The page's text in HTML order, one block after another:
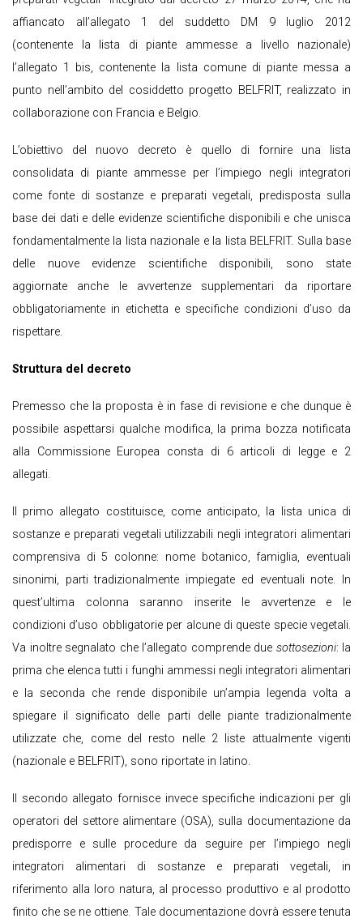
affiancato all’allegato 1 del suddetto DM 9 luglio 2012
(contenente la lista di piante ammesse a livello nazionale)
l’allegato 1 bis, contenente la lista comune di piante messa a
punto nell’ambito del cosiddetto progetto BELFRIT, realizzato in
collaborazione con Francia e Belgio.
L’obiettivo del nuovo decreto è quello di fornire una lista
consolidata di piante ammesse per l’impiego negli integratori
come fonte di sostanze e preparati vegetali, predisposta sulla
base dei dati e delle evidenze scientifiche disponibili e che unisca
fondamentalmente la lista nazionale e la lista BELFRIT. Sulla base
delle nuove evidenze scientifiche disponibili, sono state
aggiornate anche le avvertenze supplementari da riportare
obbligatoriamente in etichetta e specifiche condizioni d’uso da
rispettare.
Struttura del decreto
Premesso che la proposta è in fase di revisione e che dunque è
possibile aspettarsi qualche modifica, la prima bozza notificata
alla Commissione Europea consta di 6 articoli di legge e 2
allegati.
Il primo allegato costituisce, come anticipato, la lista unica di
sostanze e preparati vegetali utilizzabili negli integratori alimentari
comprensiva di 5 colonne: nome botanico, famiglia, eventuali
sinonimi, parti tradizionalmente impiegate ed eventuali note. In
quest’ultima colonna saranno inserite le avvertenze e le
condizioni d’uso obbligatorie per alcune di queste specie vegetali.
Va inoltre segnalato che l’allegato comprende due sottosezioni: la
prima che elenca tutti i funghi ammessi negli integratori alimentari
e la seconda che rende disponibile un’ampia legenda volta a
spiegare il significato delle parti delle piante tradizionalmente
utilizzate che, come del resto nelle 2 liste attualmente vigenti
(nazionale e BELFRIT), sono riportate in latino.
Il secondo allegato fornisce invece specifiche indicazioni per gli
operatori del settore alimentare (OSA), sulla documentazione da
predisporre e sulle procedure da seguire per l’impiego negli
integratori alimentari di sostanze e preparati vegetali, in
riferimento alla loro natura, al processo produttivo e al prodotto
finito che se ne ottiene. Tale documentazione dovrà essere tenuta